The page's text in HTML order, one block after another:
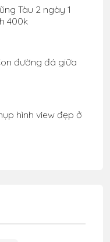
Tàu 2 ngày 1
400k
đường đá giữa
hình view đẹp ở